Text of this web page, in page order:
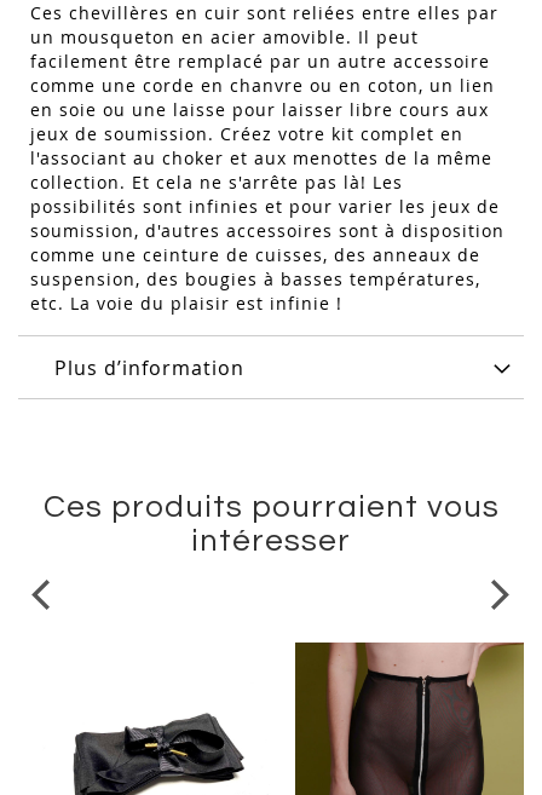
Ces chevillères en cuir sont reliées entre elles par
un mousqueton en acier amovible. Il peut
facilement être remplacé par un autre accessoire
comme une corde en chanvre ou en coton, un lien
en soie ou une laisse pour laisser libre cours aux
jeux de soumission. Créez votre kit complet en
l'associant au choker et aux menottes de la même
collection. Et cela ne s'arrête pas là! Les
possibilités sont infinies et pour varier les jeux de
soumission, d'autres accessoires sont à disposition
comme une ceinture de cuisses, des anneaux de
suspension, des bougies à basses températures,
etc. La voie du plaisir est infinie !
Plus d’information
Ces produits pourraient vous
intéresser